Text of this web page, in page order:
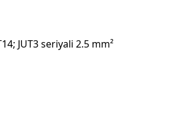
JUT3 seriyali 2.5 mm²